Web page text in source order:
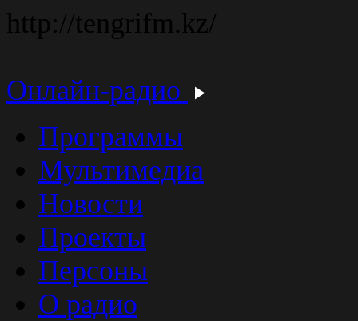
http://tengrifm.kz/
Онлайн-радио
Программы
Мультимедиа
Новости
Проекты
Персоны
О радио